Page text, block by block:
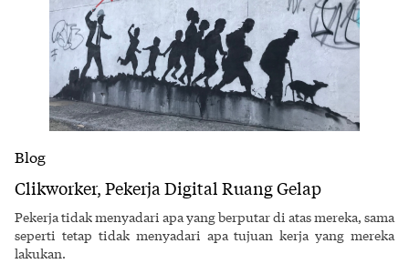
Blog
Clikworker, Pekerja Digital Ruang Gelap
Pekerja tidak menyadari apa yang berputar di atas mereka, sama
seperti tetap tidak menyadari apa tujuan kerja yang mereka
lakukan.